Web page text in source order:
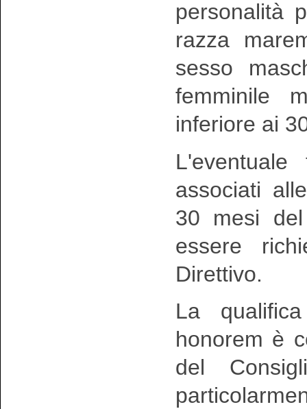
personalità
razza
sesso
femminile
inferiore ai
associati
30 mesi
essere
Direttivo.
La
honorem è
del